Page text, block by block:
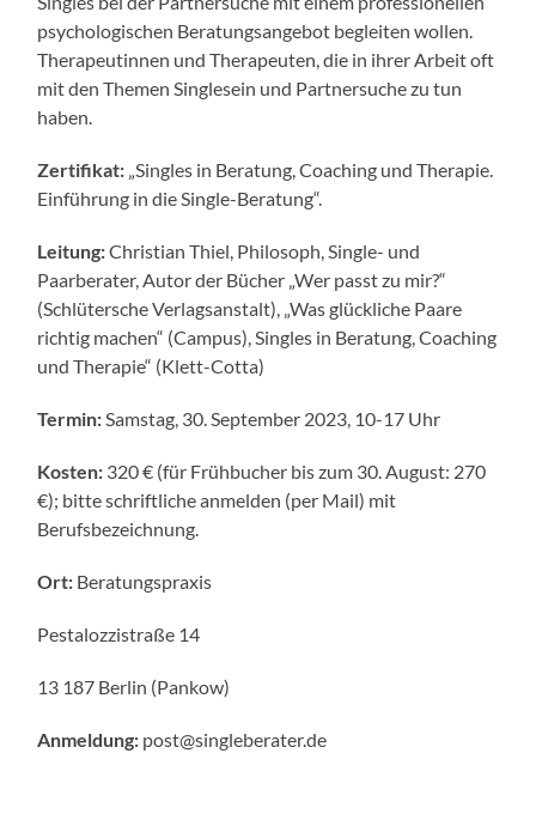
psychologischen Beratungsangebot begleiten wollen.
Therapeutinnen und Therapeuten, die in ihrer Arbeit oft
mit den Themen Singlesein und Partnersuche zu tun
haben.
Zertifikat: „Singles in Beratung, Coaching und Therapie.
Einführung in die Single-Beratung“.
Leitung:Christian Thiel, Philosoph, Single- und
Paarberater, Autor der Bücher „Wer passt zu mir?“
(Schlütersche Verlagsanstalt), „Was glückliche Paare
richtig machen“ (Campus), Singles in Beratung, Coaching
und Therapie“ (Klett-Cotta)
Termin: Samstag, 30. September 2023, 10-17 Uhr
Kosten: 320 € (für Frühbucher bis zum 30. August: 270
€); bitte schriftliche anmelden (per Mail) mit
Berufsbezeichnung.
Ort: Beratungspraxis
Pestalozzistraße 14
13 187 Berlin (Pankow)
Anmeldung: post@singleberater.de